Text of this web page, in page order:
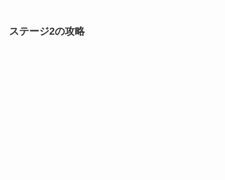
ステージ2の攻略